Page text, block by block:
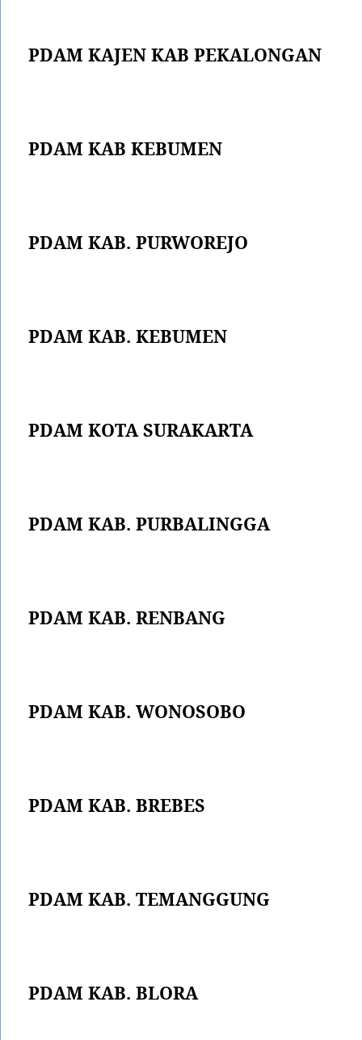
PDAM KAJEN KAB PEKALONGAN
PDAM KAB KEBUMEN
PDAM KAB. PURWOREJO
PDAM KAB. KEBUMEN
PDAM KOTA SURAKARTA
PDAM KAB. PURBALINGGA
PDAM KAB. RENBANG
PDAM KAB. WONOSOBO
PDAM KAB. BREBES
PDAM KAB. TEMANGGUNG
PDAM KAB. BLORA